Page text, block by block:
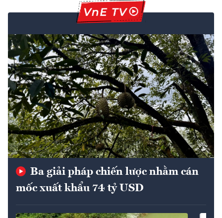
Ba giải pháp chiến lược nhằm cán
mốc xuất khẩu 74 tỷ USD